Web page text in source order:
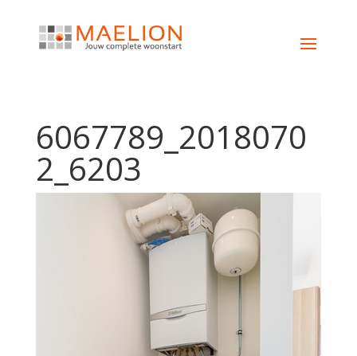
6067789_2018070
2_6203